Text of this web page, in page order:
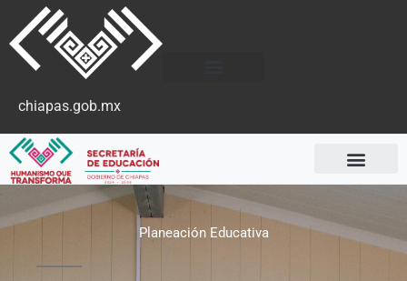
chiapas.gob.mx
Planeación Educativa